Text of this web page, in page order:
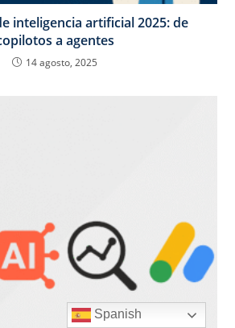
inteligencia artificial 2025: de
a agentes
14 agosto, 2025
Spanish